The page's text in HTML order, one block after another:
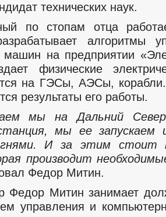
технических наук.
по стопам отца
алгоритмы
машин на предприятии
физические
на ГЭСы, АЭСы,
результаты его работы.
мы на Дальний
мы ее запускаем
И за этим стоит
производит
Федор Митин.
Федор Митин занимает
управления и